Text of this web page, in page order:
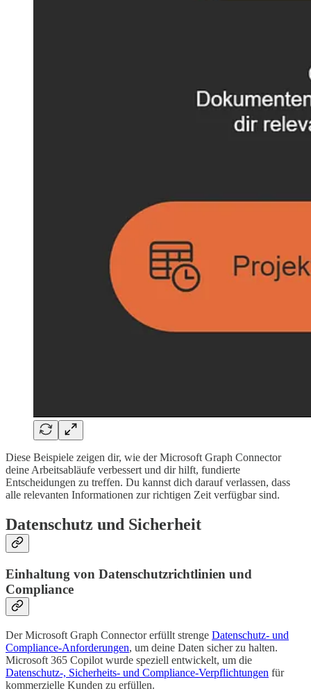
Diese Beispiele zeigen dir, wie der Microsoft Graph Connector
deine Arbeitsabläufe verbessert und dir hilft, fundierte
Entscheidungen zu treffen. Du kannst dich darauf verlassen, dass
alle relevanten Informationen zur richtigen Zeit verfügbar sind.
Datenschutz und Sicherheit
Einhaltung von Datenschutzrichtlinien und
Compliance
Der Microsoft Graph Connector erfüllt strenge Datenschutz- und
Compliance-Anforderungen, um deine Daten sicher zu halten.
Microsoft 365 Copilot wurde speziell entwickelt, um die
Datenschutz-, Sicherheits- und Compliance-Verpflichtungen für
kommerzielle Kunden zu erfüllen.